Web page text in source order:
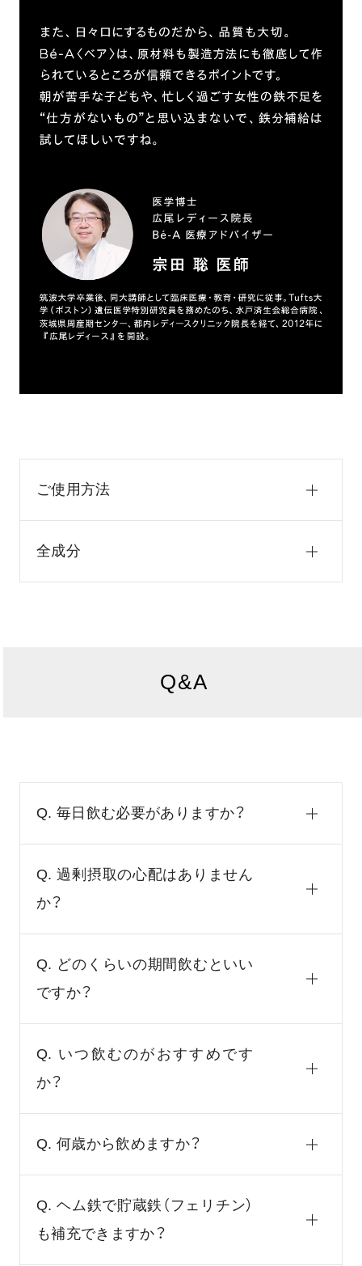
ご使用方法
全成分
Q&A
Q. 毎日飲む必要がありますか？
Q. 過剰摂取の心配はありません
か？
Q. どのくらいの期間飲むといい
ですか？
Q. いつ飲むのがおすすめです
か？
Q. 何歳から飲めますか？
Q. ヘム鉄で貯蔵鉄（フェリチン）
も補充できますか？